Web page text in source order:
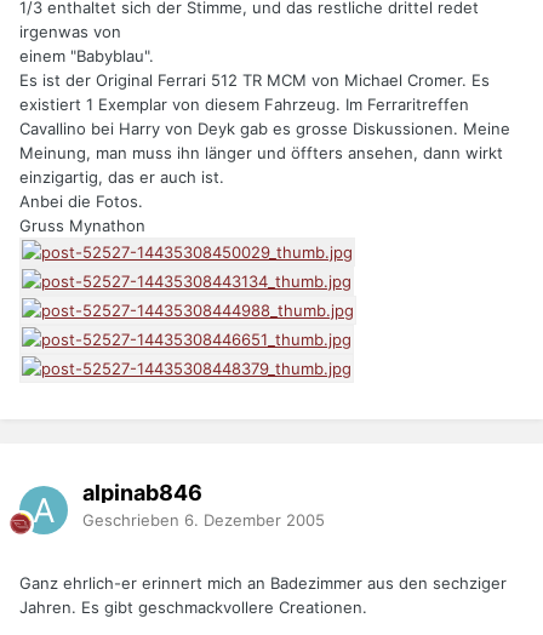
1/3 enthaltet sich der Stimme, und das restliche drittel redet
irgenwas von
einem "Babyblau".
Es ist der Original Ferrari 512 TR MCM von Michael Cromer. Es
existiert 1 Exemplar von diesem Fahrzeug. Im Ferraritreffen
Cavallino bei Harry von Deyk gab es grosse Diskussionen. Meine
Meinung, man muss ihn länger und öffters ansehen, dann wirkt
einzigartig, das er auch ist.
Anbei die Fotos.
Gruss Mynathon
alpinab846
Geschrieben 6. Dezember 2005
Ganz ehrlich-er erinnert mich an Badezimmer aus den sechziger
Jahren. Es gibt geschmackvollere Creationen.